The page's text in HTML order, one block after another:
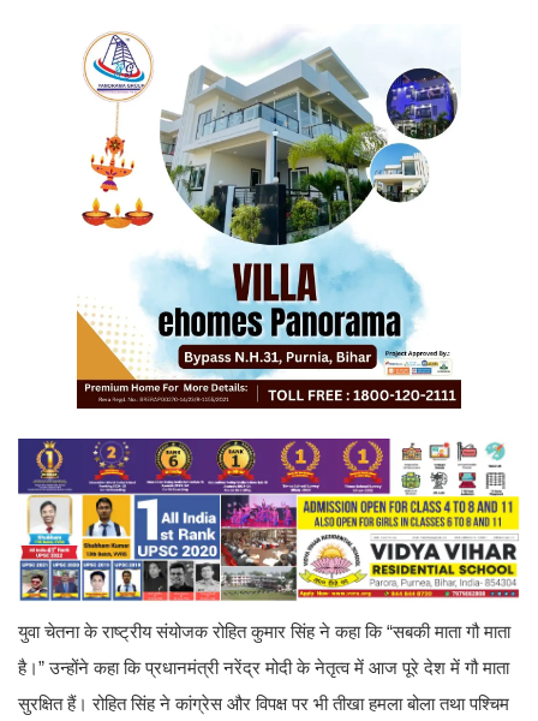
युवा चेतना के राष्ट्रीय संयोजक रोहित कुमार सिंह ने कहा कि “सबकी माता गौ माता
है।” उन्होंने कहा कि प्रधानमंत्री नरेंद्र मोदी के नेतृत्व में आज पूरे देश में गौ माता
सुरक्षित हैं। रोहित सिंह ने कांग्रेस और विपक्ष पर भी तीखा हमला बोला तथा पश्चिम